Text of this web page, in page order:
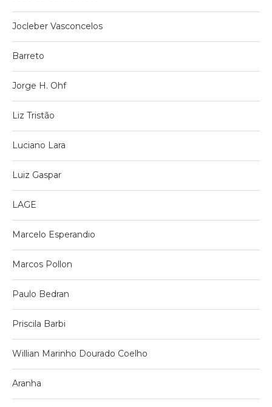
Jocleber Vasconcelos
Barreto
Jorge H. Ohf
Liz Tristão
Luciano Lara
Luiz Gaspar
LAGE
Marcelo Esperandio
Marcos Pollon
Paulo Bedran
Priscila Barbi
Willian Marinho Dourado Coelho
Aranha